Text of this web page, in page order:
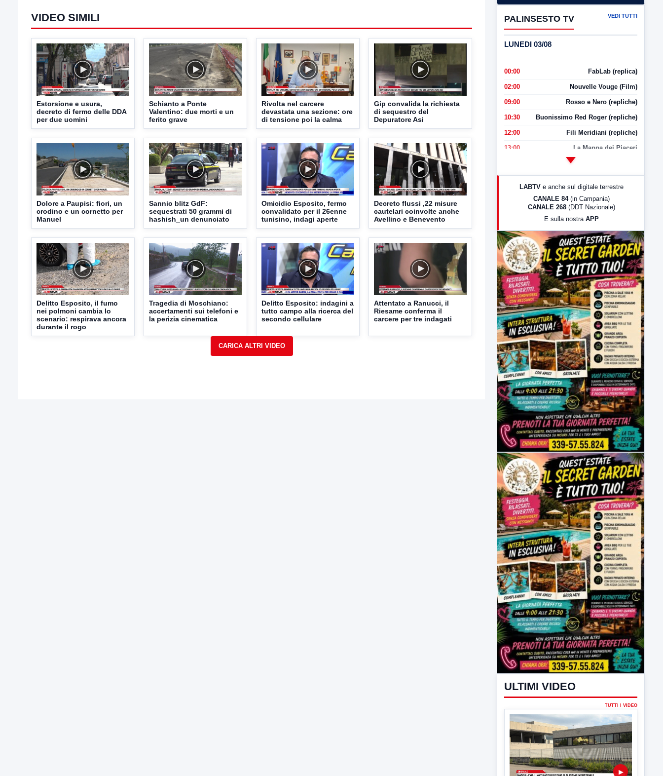
VIDEO SIMILI
Estorsione e usura,
decreto di fermo delle DDA
per due uomini
Schianto a Ponte
Valentino: due morti e un
ferito grave
Rivolta nel carcere
devastata una sezione: ore
di tensione poi la calma
Gip convalida la richiesta
di sequestro del
Depuratore Asi
Dolore a Paupisi: fiori, un
crodino e un cornetto per
Manuel
Sannio blitz GdF:
sequestrati 50 grammi di
hashish_un denunciato
Omicidio Esposito, fermo
convalidato per il 26enne
tunisino, indagi aperte
Decreto flussi ,22 misure
cautelari coinvolte anche
Avellino e Benevento
Delitto Esposito, il fumo
nei polmoni cambia lo
scenario: respirava ancora
durante il rogo
Tragedia di Moschiano:
accertamenti sui telefoni e
la perizia cinematica
Delitto Esposito: indagini a
tutto campo alla ricerca del
secondo cellulare
Attentato a Ranucci, il
Riesame conferma il
carcere per tre indagati
PALINSESTO TV VEDI TUTTI
LUNEDI 03/08
00:00 FabLab (replica)
02:00 Nouvelle Vouge (Film)
09:00 Rosso e Nero (repliche)
10:30 Buonissimo Red Roger (repliche)
12:00 Fili Meridiani (repliche)
13:00 La Mappa dei Piaceri
LabNews (Diretta)
23:00 LabNews (replica)
LABTV e anche sul digitale terrestre
CANALE 84 (in Campania)
CANALE 268 (DDT Nazionale)
E sulla nostra APP
ULTIMI VIDEO
TUTTI I VIDEO
▶